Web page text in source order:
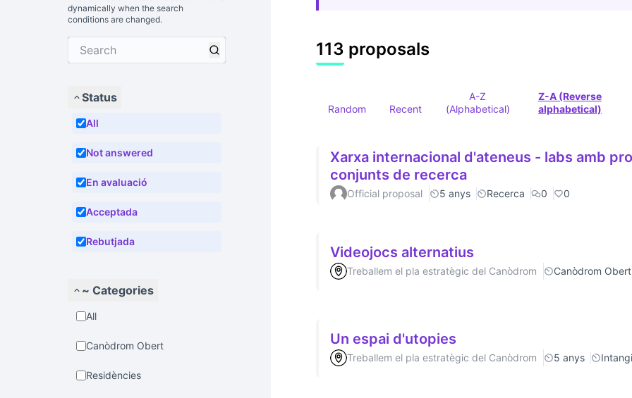
dynamically when the search
conditions are changed.
Status
All
Not answered
En avaluació
Acceptada
Rebutjada
~ Categories
All
Canòdrom Obert
Residències
113 proposals
Random Recent
A-Z
(Alphabetical)
Z-A (Reverse
alphabetical)
Xarxa internacional d'ateneus - labs amb
conjunts de recerca
Official proposal 5 anys Recerca 0 0
Videojocs alternatius
Treballem el pla estratègic del Canòdrom Canòdrom Obert
Un espai d'utopies
Treballem el pla estratègic del Canòdrom 5 anys